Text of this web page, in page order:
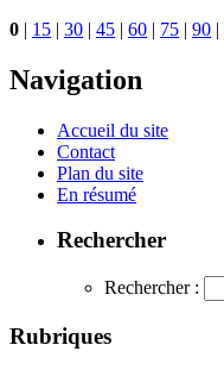
0 | 15 | 30 | 45 | 60 | 75 | 90 |
Navigation
Accueil du site
Contact
Plan du site
En résumé
Rechercher
Rechercher :
Rubriques